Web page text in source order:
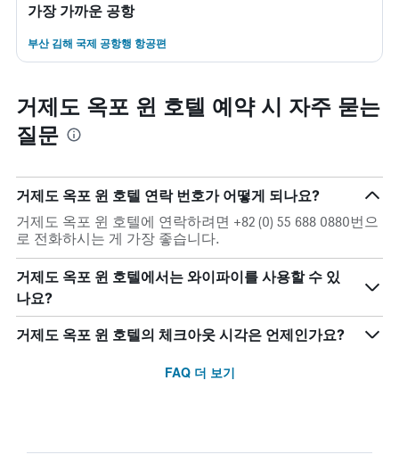
가장 가까운 공항
부산 김해 국제 공항행 항공편
거제도 옥포 윈 호텔 예약 시 자주 묻는
질문
거제도 옥포 윈 호텔 연락 번호가 어떻게 되나요?
거제도 옥포 윈 호텔에 연락하려면 +82 (0) 55 688 0880번으
로 전화하시는 게 가장 좋습니다.
거제도 옥포 윈 호텔에서는 와이파이를 사용할 수 있
나요?
거제도 옥포 윈 호텔의 체크아웃 시각은 언제인가요?
FAQ 더 보기